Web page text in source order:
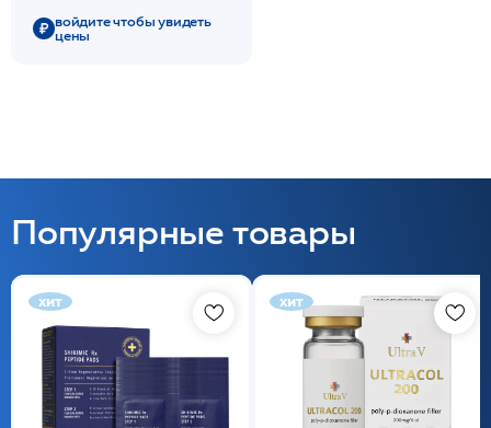
50 мл /Magiray*
войдите чтобы увидеть
цены
Популярные товары
хит хит